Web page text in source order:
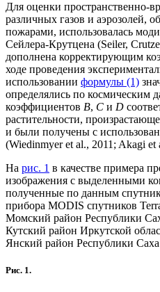
Для оценки пространственно-
различных газов и аэрозолей,
пожарами, использовалась
Сейлера-Крутцена (Seiler,
дополнена корректирующим
ходе проведения
использовании формулы (1)
определялись по космическим
коэффициентов B, C и D
растительности,
и были получены с
(Wiedinmyer et al., 2011; Akagi et
На рис. 1 в качестве примера
изображения с выделенными
полученные по данным
прибора MODIS спутников
Момский район Республики
Кутский район Иркутской
Янский район Республики
Рис. 1.